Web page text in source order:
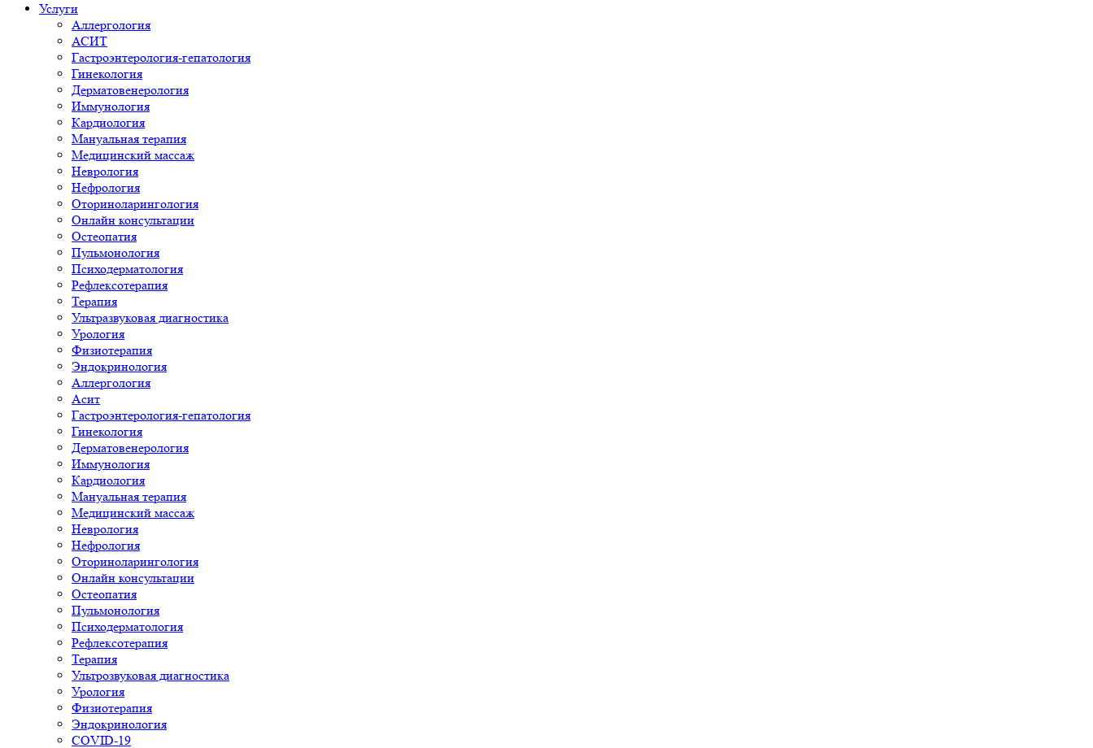
Услуги
Аллергология
АСИТ
Гастроэнтерология-гепатология
Гинекология
Дерматовенерология
Иммунология
Кардиология
Мануальная терапия
Медицинский массаж
Неврология
Нефрология
Оториноларингология
Онлайн консультации
Остеопатия
Пульмонология
Психодерматология
Рефлексотерапия
Терапия
Ультразвуковая диагностика
Урология
Физиотерапия
Эндокринология
Аллергология
Асит
Гастроэнтерология-гепатология
Гинекология
Дерматовенерология
Иммунология
Кардиология
Мануальная терапия
Медицинский массаж
Неврология
Нефрология
Оториноларингология
Онлайн консультации
Остеопатия
Пульмонология
Психодерматология
Рефлексотерапия
Терапия
Ультрозвуковая диагностика
Урология
Физиотерапия
Эндокринология
COVID-19